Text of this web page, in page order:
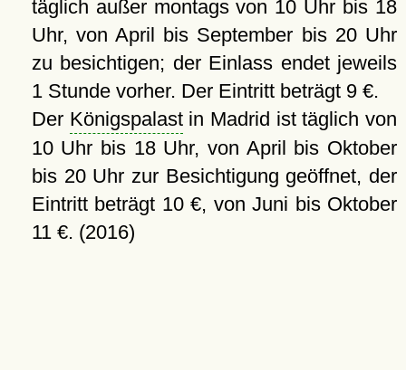
täglich außer montags von 10 Uhr bis 18
Uhr, von April bis September bis 20 Uhr
zu besichtigen; der Einlass endet jeweils
1 Stunde vorher. Der Eintritt beträgt 9 €.
Der Königspalastin Madrid ist täglich von
10 Uhr bis 18 Uhr, von April bis Oktober
bis 20 Uhr zur Besichtigung geöffnet, der
Eintritt beträgt 10 €, von Juni bis Oktober
11 €. (2016)